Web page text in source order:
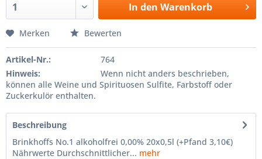
In den Warenkorb
Merken Bewerten
Artikel-Nr.:
764
Hinweis:
Wenn nicht anders beschrieben,
können alle Weine und Spirituosen Sulfite, Farbstoff oder
Zuckerkulör enthalten.
Beschreibung
Brinkhoffs No.1 alkoholfrei 0,00% 20x0,5l (+Pfand 3,10€)
Nährwerte Durchschnittlicher... mehr